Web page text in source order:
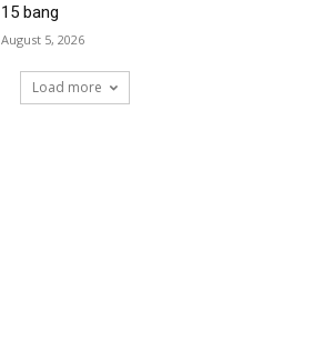
15 bang
August 5, 2026
Load more